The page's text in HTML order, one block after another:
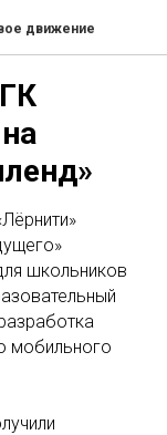
движение
школьников
мобильного